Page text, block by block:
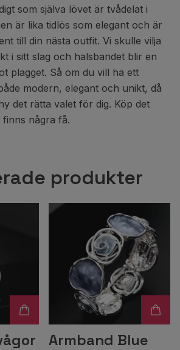
som själva lövet är tvådelat i
är lika tidlös som elegant och är
till din nästa outfit. Vi skulle vilja
i sitt slag och halsbandet blir en
plagget. Så om du vill ha ett
modern, elegant och unikt, då
det rätta valet för dig. Köp det
finns några få.
produkter
Armband Blue